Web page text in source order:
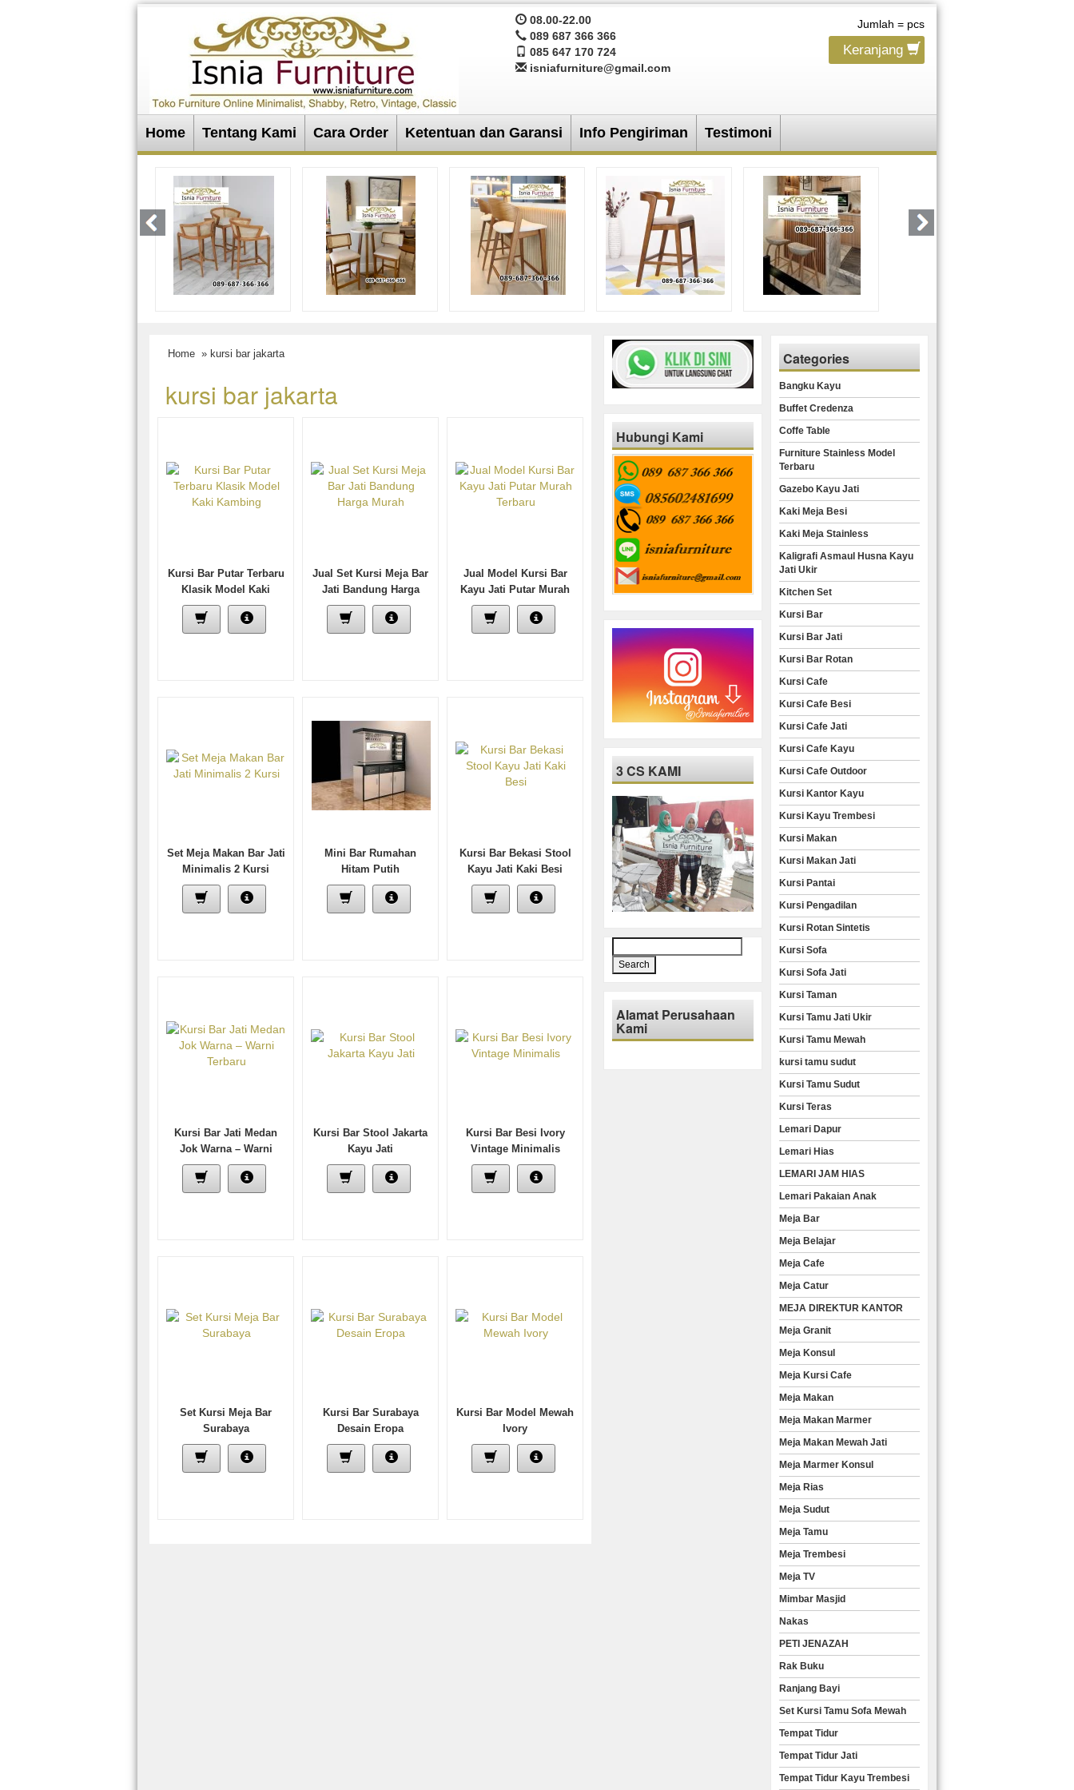
08.00-22.00
089 687 366 366
085 647 170 724
isniafurniture@gmail.com
Jumlah = pcs
Keranjang
Home Tentang Kami Cara Order Ketentuan dan Garansi Info Pengiriman Testimoni
Home » kursi bar jakarta
kursi bar jakarta
Kursi Bar Putar Terbaru
Klasik Model Kaki
Kambing
Jual Set Kursi Meja Bar
Jati Bandung Harga
Murah
Jual Model Kursi Bar
Kayu Jati Putar Murah
Terbaru
Set Meja Makan Bar Jati
Minimalis 2 Kursi
Mini Bar Rumahan
Hitam Putih
Kursi Bar Bekasi Stool
Kayu Jati Kaki Besi
Kursi Bar Jati Medan
Jok Warna – Warni
Terbaru
Kursi Bar Stool Jakarta
Kayu Jati
Kursi Bar Besi Ivory
Vintage Minimalis
Set Kursi Meja Bar
Surabaya
Kursi Bar Surabaya
Desain Eropa
Kursi Bar Model Mewah
Ivory
Hubungi Kami
3 CS KAMI
for:
Alamat Perusahaan
Kami
Categories
Bangku Kayu
Buffet Credenza
Coffe Table
Furniture Stainless Model
Terbaru
Gazebo Kayu Jati
Kaki Meja Besi
Kaki Meja Stainless
Kaligrafi Asmaul Husna Kayu
Jati Ukir
Kitchen Set
Kursi Bar
Kursi Bar Jati
Kursi Bar Rotan
Kursi Cafe
Kursi Cafe Besi
Kursi Cafe Jati
Kursi Cafe Kayu
Kursi Cafe Outdoor
Kursi Kantor Kayu
Kursi Kayu Trembesi
Kursi Makan
Kursi Makan Jati
Kursi Pantai
Kursi Pengadilan
Kursi Rotan Sintetis
Kursi Sofa
Kursi Sofa Jati
Kursi Taman
Kursi Tamu Jati Ukir
Kursi Tamu Mewah
kursi tamu sudut
Kursi Tamu Sudut
Kursi Teras
Lemari Dapur
Lemari Hias
LEMARI JAM HIAS
Lemari Pakaian Anak
Meja Bar
Meja Belajar
Meja Cafe
Meja Catur
MEJA DIREKTUR KANTOR
Meja Granit
Meja Konsul
Meja Kursi Cafe
Meja Makan
Meja Makan Marmer
Meja Makan Mewah Jati
Meja Marmer Konsul
Meja Rias
Meja Sudut
Meja Tamu
Meja Trembesi
Meja TV
Mimbar Masjid
Nakas
PETI JENAZAH
Rak Buku
Ranjang Bayi
Set Kursi Tamu Sofa Mewah
Tempat Tidur
Tempat Tidur Jati
Tempat Tidur Kayu Trembesi